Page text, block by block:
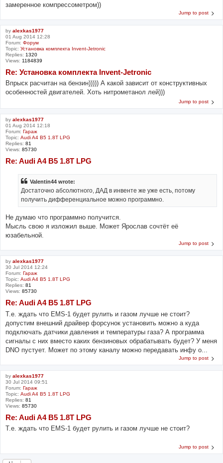
замеренное компрессометром))
Jump to post
by alexkas1977
01 Aug 2014 12:28
Forum: Форум
Topic: Установка комплекта Invent-Jetronic
Replies: 1320
Views: 1184839
Re: Установка комплекта Invent-Jetronic
Впрыск расчитан на бензин))))) А какой зависит от конструктивных
особенностей двигателей. Хоть нитрометанол лей)))
Jump to post
by alexkas1977
01 Aug 2014 12:18
Forum: Гараж
Topic: Audi A4 B5 1.8T LPG
Replies: 81
Views: 85730
Re: Audi A4 B5 1.8T LPG
Valentin44 wrote:
Достаточно абсолютного, ДАД в инвенте же уже есть, потому
получить дифференциальное можно программно.
Не думаю что программно получится.
Мысль свою я изложил выше. Может Ярослав сочтёт её
юзабельной.
Jump to post
by alexkas1977
30 Jul 2014 12:24
Forum: Гараж
Topic: Audi A4 B5 1.8T LPG
Replies: 81
Views: 85730
Re: Audi A4 B5 1.8T LPG
Т.е. ждать что EMS-1 будет рулить и газом лучше не стоит?
допустим внешний драйвер форсунок установить можно а куда
подключать датчики давления и температуры газа? А программа
сигналы с них вместо каких бензиновых обрабатывать будет? У меня
DNO пустует. Может по этому каналу можно передавать инфу о...
Jump to post
by alexkas1977
30 Jul 2014 09:51
Forum: Гараж
Topic: Audi A4 B5 1.8T LPG
Replies: 81
Views: 85730
Re: Audi A4 B5 1.8T LPG
Т.е. ждать что EMS-1 будет рулить и газом лучше не стоит?
Jump to post